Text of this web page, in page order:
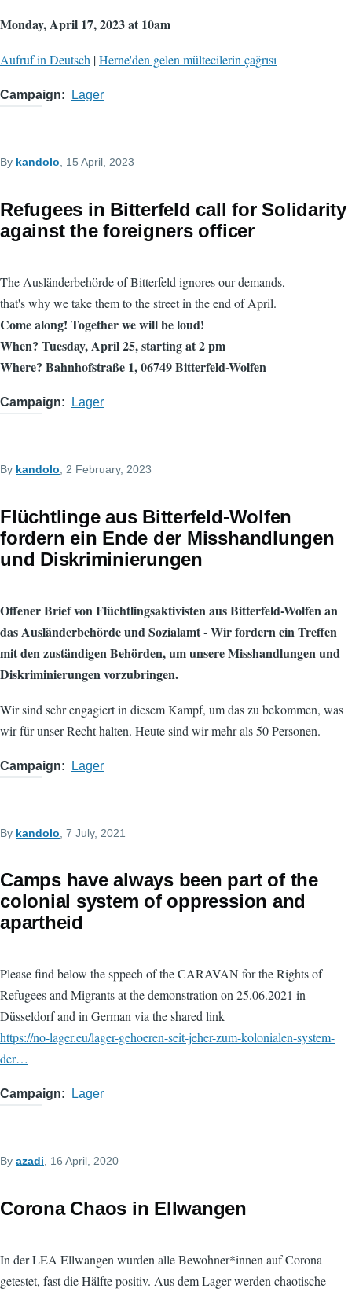
Monday, April 17, 2023 at 10am
Aufruf in Deutsch |Herne'den gelen mültecilerin çağrısı
Campaign Lager
By kandolo , 15 April, 2023
Refugees in Bitterfeld call for Solidarity
against the foreigners officer
The Ausländerbehörde of Bitterfeld ignores our demands,
that's why we take them to the street in the end of April.
Come along! Together we will be loud!
When? Tuesday, April 25, starting at 2 pm
Where? Bahnhofstraße 1, 06749 Bitterfeld-Wolfen
Campaign Lager
By kandolo , 2 February, 2023
Flüchtlinge aus Bitterfeld-Wolfen
fordern ein Ende der Misshandlungen
und Diskriminierungen
Offener Brief von Flüchtlingsaktivisten aus Bitterfeld-Wolfen an
das Ausländerbehörde und Sozialamt - Wir fordern ein Treffen
mit den zuständigen Behörden, um unsere Misshandlungen und
Diskriminierungen vorzubringen.
Wir sind sehr engagiert in diesem Kampf, um das zu bekommen, was
wir für unser Recht halten. Heute sind wir mehr als 50 Personen.
Campaign Lager
By kandolo , 7 July, 2021
Camps have always been part of the
colonial system of oppression and
apartheid
Please find below the sppech of the CARAVAN for the Rights of
Refugees and Migrants at the demonstration on 25.06.2021 in
Düsseldorf and in German via the shared link
https://no-lager.eu/lager-gehoeren-seit-jeher-zum-kolonialen-system-
der…
Campaign Lager
By azadi, 16 April, 2020
Corona Chaos in Ellwangen
In der LEA Ellwangen wurden alle Bewohner*innen auf Corona
getestet, fast die Hälfte positiv. Aus dem Lager werden chaotische